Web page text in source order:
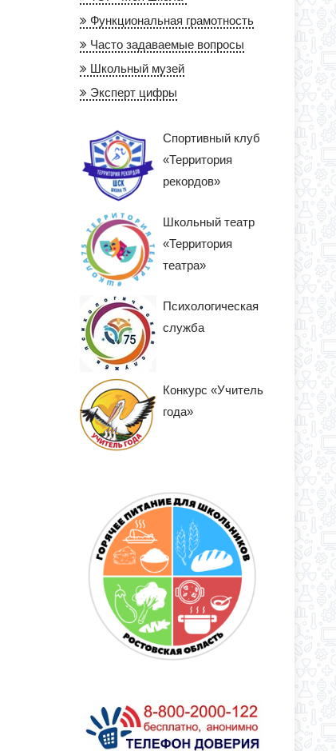
Функциональная грамотность
Часто задаваемые вопросы
Школьный музей
Эксперт цифры
Спортивный клуб
«Территория
рекордов»
Школьный театр
«Территория
театра»
Психологическая
служба
Конкурс «Учитель
года»